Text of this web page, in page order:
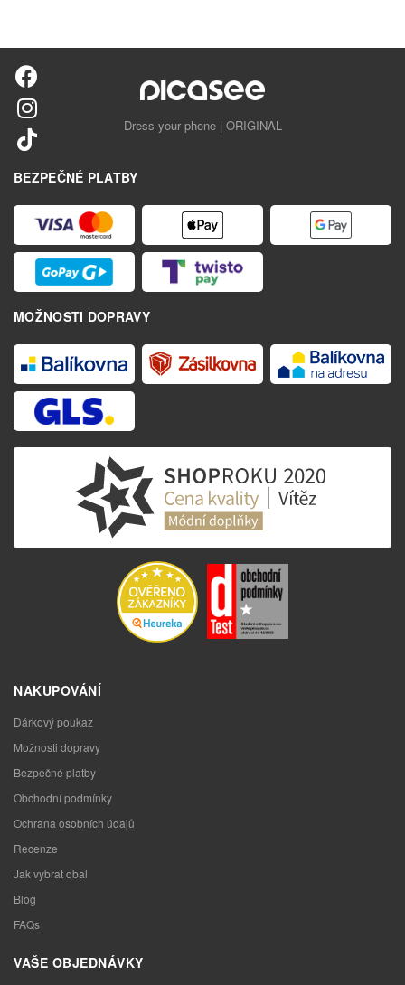
Dress your phone | ORIGINAL
BEZPEČNÉ PLATBY
MOŽNOSTI DOPRAVY
NAKUPOVÁNÍ
Dárkový poukaz
Možnosti dopravy
Bezpečné platby
Obchodní podmínky
Ochrana osobních údajů
Recenze
Jak vybrat obal
Blog
FAQs
VAŠE OBJEDNÁVKY